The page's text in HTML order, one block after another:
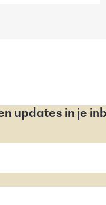
updates in je